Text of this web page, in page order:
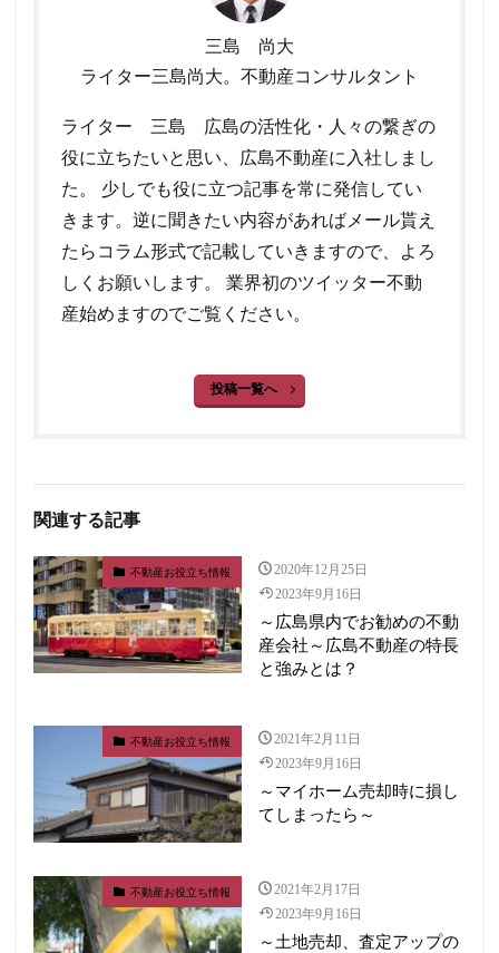
三島 尚大
ライター三島尚大。不動産コンサルタント
ライター 三島 広島の活性化・人々の繋ぎの
役に立ちたいと思い、広島不動産に入社しまし
た。 少しでも役に立つ記事を常に発信してい
きます。逆に聞きたい内容があればメール貰え
たらコラム形式で記載していきますので、よろ
しくお願いします。 業界初のツイッター不動
産始めますのでご覧ください。
投稿一覧へ
関連する記事
不動産お役立ち情報
2020年12月25日
2023年9月16日
～広島県内でお勧めの不動
産会社～広島不動産の特長
と強みとは？
不動産お役立ち情報
2021年2月11日
2023年9月16日
～マイホーム売却時に損し
てしまったら～
不動産お役立ち情報
2021年2月17日
2023年9月16日
～土地売却、査定アップの